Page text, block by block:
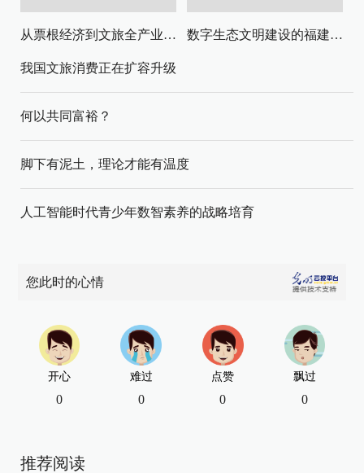
从票根经济到文旅全产业链升级 数字生态文明建设的福建路径与启示
我国文旅消费正在扩容升级
何以共同富裕？
脚下有泥土，理论才能有温度
人工智能时代青少年数智素养的战略培育
您此时的心情
开心
0
难过
0
点赞
0
飘过
0
推荐阅读